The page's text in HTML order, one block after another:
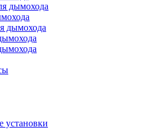
дымохода
дымохода
установки